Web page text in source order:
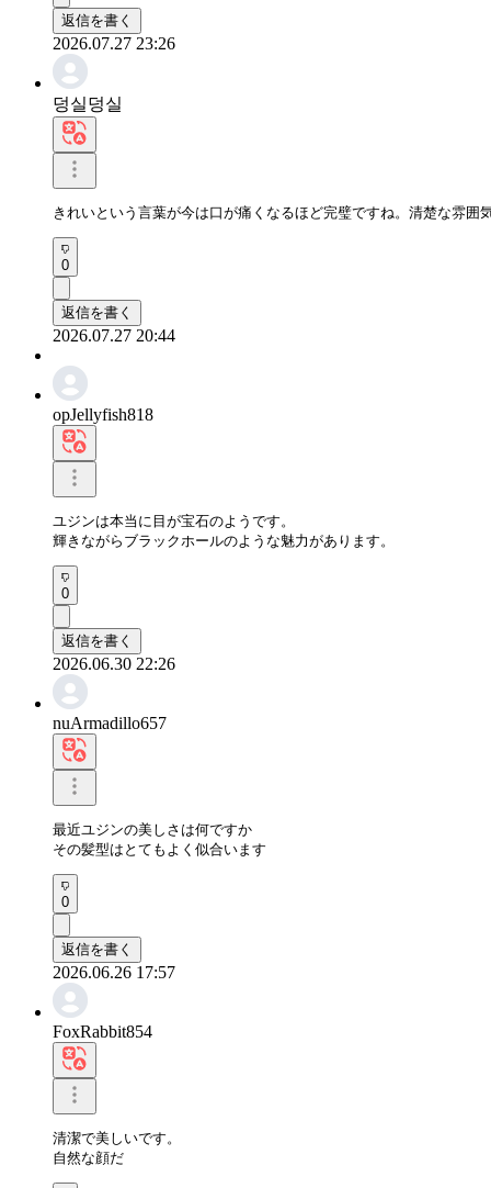
返信を書く
2026.07.27 23:26
덩실덩실
きれいという言葉が今は口が痛くなるほど完璧ですね。清楚な雰囲
0
返信を書く
2026.07.27 20:44
opJellyfish818
ユジンは本当に目が宝石のようです。
輝きながらブラックホールのような魅力があります。
0
返信を書く
2026.06.30 22:26
nuArmadillo657
最近ユジンの美しさは何ですか
その髪型はとてもよく似合います
0
返信を書く
2026.06.26 17:57
FoxRabbit854
清潔で美しいです。
自然な顔だ